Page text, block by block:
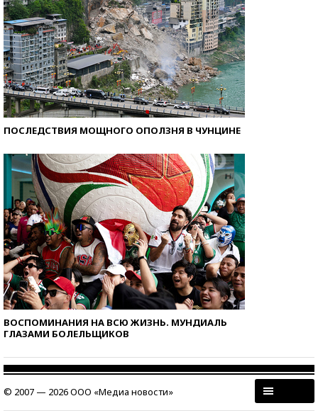
ПОСЛЕДСТВИЯ МОЩНОГО ОПОЛЗНЯ В ЧУНЦИНЕ
ВОСПОМИНАНИЯ НА ВСЮ ЖИЗНЬ. МУНДИАЛЬ
ГЛАЗАМИ БОЛЕЛЬЩИКОВ
© 2007 — 2026 ООО «Медиа новости»